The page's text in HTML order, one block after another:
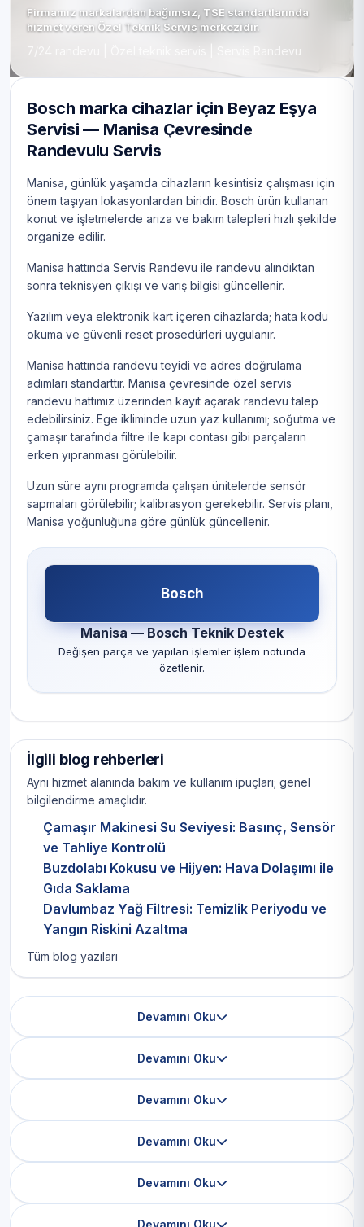
Firmamız markalardan bağımsız, TSE standartlarında
hizmet veren Özel Teknik Servis merkezidir.
7/24 randevu | Özel teknik servis | Servis Randevu
Bosch marka cihazlar için Beyaz Eşya
Servisi — Manisa Çevresinde
Randevulu Servis
Manisa, günlük yaşamda cihazların kesintisiz çalışması için
önem taşıyan lokasyonlardan biridir. Bosch ürün kullanan
konut ve işletmelerde arıza ve bakım talepleri hızlı şekilde
organize edilir.
Manisa hattında Servis Randevu ile randevu alındıktan
sonra teknisyen çıkışı ve varış bilgisi güncellenir.
Yazılım veya elektronik kart içeren cihazlarda; hata kodu
okuma ve güvenli reset prosedürleri uygulanır.
Manisa hattında randevu teyidi ve adres doğrulama
adımları standarttır. Manisa çevresinde özel servis
randevu hattımız üzerinden kayıt açarak randevu talep
edebilirsiniz. Ege ikliminde uzun yaz kullanımı; soğutma ve
çamaşır tarafında filtre ile kapı contası gibi parçaların
erken yıpranması görülebilir.
Uzun süre aynı programda çalışan ünitelerde sensör
sapmaları görülebilir; kalibrasyon gerekebilir. Servis planı,
Manisa yoğunluğuna göre günlük güncellenir.
Bosch
Manisa — Bosch Teknik Destek
Değişen parça ve yapılan işlemler işlem notunda
özetlenir.
İlgili blog rehberleri
Aynı hizmet alanında bakım ve kullanım ipuçları; genel
bilgilendirme amaçlıdır.
Çamaşır Makinesi Su Seviyesi: Basınç, Sensör
ve Tahliye Kontrolü
Buzdolabı Kokusu ve Hijyen: Hava Dolaşımı ile
Gıda Saklama
Davlumbaz Yağ Filtresi: Temizlik Periyodu ve
Yangın Riskini Azaltma
Tüm blog yazıları
Devamını Oku
Devamını Oku
Devamını Oku
Devamını Oku
Devamını Oku